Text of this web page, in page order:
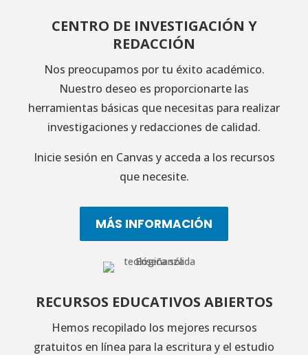
CENTRO DE INVESTIGACIÓN Y
REDACCIÓN
Nos preocupamos por tu éxito académico.
Nuestro deseo es proporcionarte las
herramientas básicas que necesitas para realizar
investigaciones y redacciones de calidad.
Inicie sesión en Canvas y acceda a los recursos
que necesite.
MÁS INFORMACIÓN
RECURSOS EDUCATIVOS ABIERTOS
Hemos recopilado los mejores recursos
gratuitos en línea para la escritura y el estudio